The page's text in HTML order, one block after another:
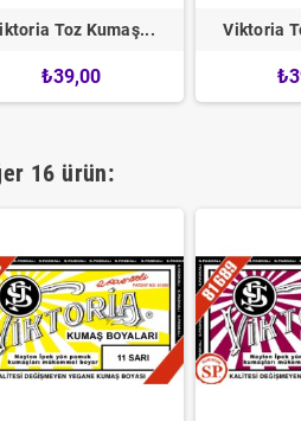
Toz Kumaş...
₺39,00
Viktoria
16 ürün: